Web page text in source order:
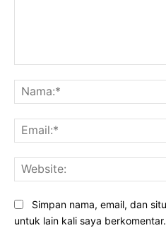
Simpan nama, email, dan
untuk lain kali saya berkomentar.